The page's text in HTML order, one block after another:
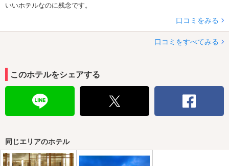
いいホテルなのに残念です。
口コミをみる
口コミをすべてみる
このホテルをシェアする
同じエリアのホテル